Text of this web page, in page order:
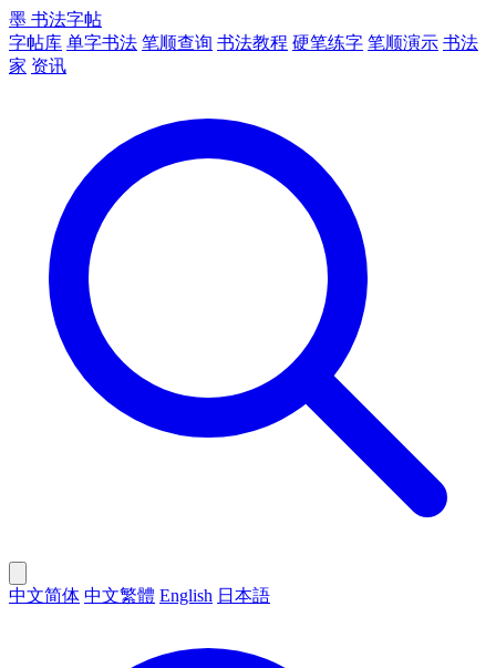
墨 书法字帖
字帖库 单字书法 笔顺查询 书法教程 硬笔练字 笔顺演示 书法
家 资讯
中文简体 中文繁體 English 日本語